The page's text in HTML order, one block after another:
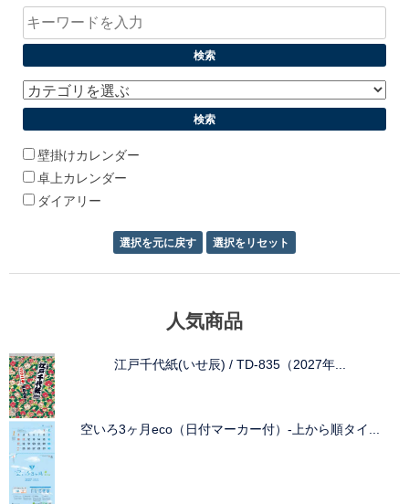
壁掛けカレンダー
卓上カレンダー
ダイアリー
人気商品
江戸千代紙(いせ辰) / TD-835（2027年...
空いろ3ヶ月eco（日付マーカー付）-上から順タイ...